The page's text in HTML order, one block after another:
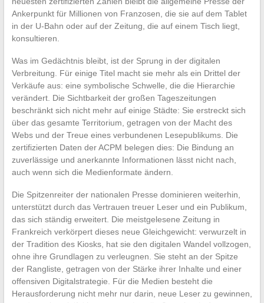
Ankerpunkt für Millionen von Franzosen, die sie auf dem Tablet
in der U-Bahn oder auf der Zeitung, die auf einem Tisch liegt,
konsultieren.
Was im Gedächtnis bleibt, ist der Sprung in der digitalen
Verbreitung. Für einige Titel macht sie mehr als ein Drittel der
Verkäufe aus: eine symbolische Schwelle, die die Hierarchie
verändert. Die Sichtbarkeit der großen Tageszeitungen
beschränkt sich nicht mehr auf einige Städte: Sie erstreckt sich
über das gesamte Territorium, getragen von der Macht des
Webs und der Treue eines verbundenen Lesepublikums. Die
zertifizierten Daten der ACPM belegen dies: Die Bindung an
zuverlässige und anerkannte Informationen lässt nicht nach,
auch wenn sich die Medienformate ändern.
Die Spitzenreiter der nationalen Presse dominieren weiterhin,
unterstützt durch das Vertrauen treuer Leser und ein Publikum,
das sich ständig erweitert. Die meistgelesene Zeitung in
Frankreich verkörpert dieses neue Gleichgewicht: verwurzelt in
der Tradition des Kiosks, hat sie den digitalen Wandel vollzogen,
ohne ihre Grundlagen zu verleugnen. Sie steht an der Spitze
der Rangliste, getragen von der Stärke ihrer Inhalte und einer
offensiven Digitalstrategie. Für die Medien besteht die
Herausforderung nicht mehr nur darin, neue Leser zu gewinnen,